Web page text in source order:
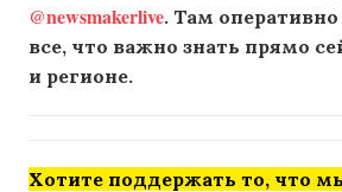
@newsmakerlive. Там
все, что важно знать прямо
и регионе.
Хотите поддержать то, что